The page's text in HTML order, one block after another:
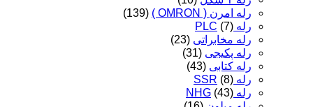
رله امرن ( OMRON )
(139)
رله PLC (7)
رله مخابراتی (23)
رله پکیجی (31)
رله کتابی (43)
رله SSR (8)
رله NHG (43)